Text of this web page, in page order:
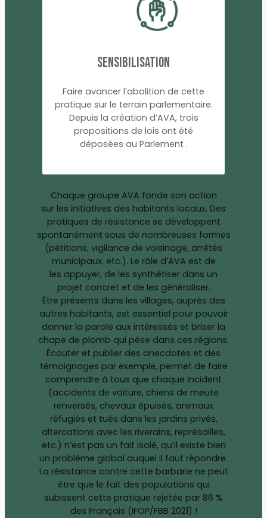
SENSIBILISATION
Faire avancer l’abolition de cette
pratique sur le terrain parlementaire.
Depuis la création d’AVA, trois
propositions de lois ont été
déposées au Parlement .
Chaque groupe AVA fonde son action
sur les initiatives des habitants locaux. Des
pratiques de résistance se développent
spontanément sous de nombreuses formes
(pétitions, vigilance de voisinage, arrêtés
municipaux, etc.). Le rôle d’AVA est de
les appuyer, de les synthétiser dans un
projet concret et de les généraliser.
Être présents dans les villages, auprès des
autres habitants, est essentiel pour pouvoir
donner la parole aux intéressés et briser la
chape de plomb qui pèse dans ces régions.
Écouter et publier des anecdotes et des
témoignages par exemple, permet de faire
comprendre à tous que chaque incident
(accidents de voiture, chiens de meute
renversés, chevaux épuisés, animaux
réfugiés et tués dans les jardins privés,
altercations avec les riverains, représailles,
etc.) n’est pas un fait isolé, qu’il existe bien
un problème global auquel il faut répondre.
La résistance contre cette barbarie ne peut
être que le fait des populations qui
subissent cette pratique rejetée par 86 %
des Français (IFOP/FBB 2021) !